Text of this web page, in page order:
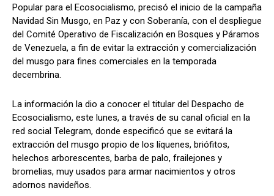
Popular para el Ecosocialismo, precisó el inicio de la campaña
Navidad Sin Musgo, en Paz y con Soberanía, con el despliegue
del Comité Operativo de Fiscalización en Bosques y Páramos
de Venezuela, a fin de evitar la extracción y comercialización
del musgo para fines comerciales en la temporada
decembrina.
La información la dio a conocer el titular del Despacho de
Ecosocialismo, este lunes, a través de su canal oficial en la
red social Telegram, donde especificó que se evitará la
extracción del musgo propio de los líquenes, briófitos,
helechos arborescentes, barba de palo, frailejones y
bromelias, muy usados para armar nacimientos y otros
adornos navideños.